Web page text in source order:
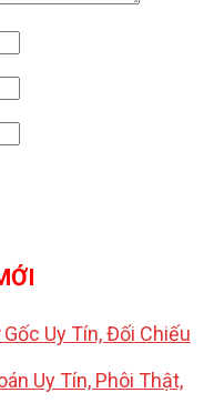
Uy Tín, Đối Chiếu
Uy Tín, Phôi Thật,